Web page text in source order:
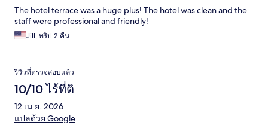
The hotel terrace was a huge plus! The hotel was clean and the
staff were professional and friendly!
Jill, ทริป 2 คืน
รีวิวที่ตรวจสอบแล้ว
10/10 ไร้ที่ติ
12 เม.ย. 2026
แปลด้วย Google